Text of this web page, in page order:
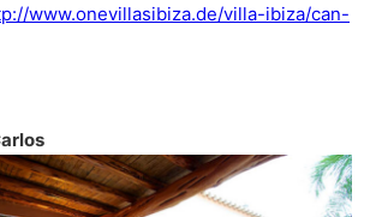
www.onevillasibiza.de/villa-ibiza/can-